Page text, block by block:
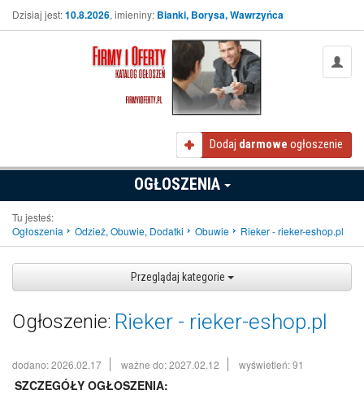
Dzisiaj jest:10.8.2026, imieniny: Bianki, Borysa, Wawrzyńca
Dodaj darmowe ogłoszenie
OGŁOSZENIA
Tu jesteś:
Ogłoszenia
Odzież, Obuwie, Dodatki Obuwie Rieker - rieker-eshop.pl
Przeglądaj kategorie
Ogłoszenie: Rieker - rieker-eshop.pl
dodano: 2026.02.17 ważne do: 2027.02.12 wyświetleń: 91
SZCZEGÓŁY OGŁOSZENIA: